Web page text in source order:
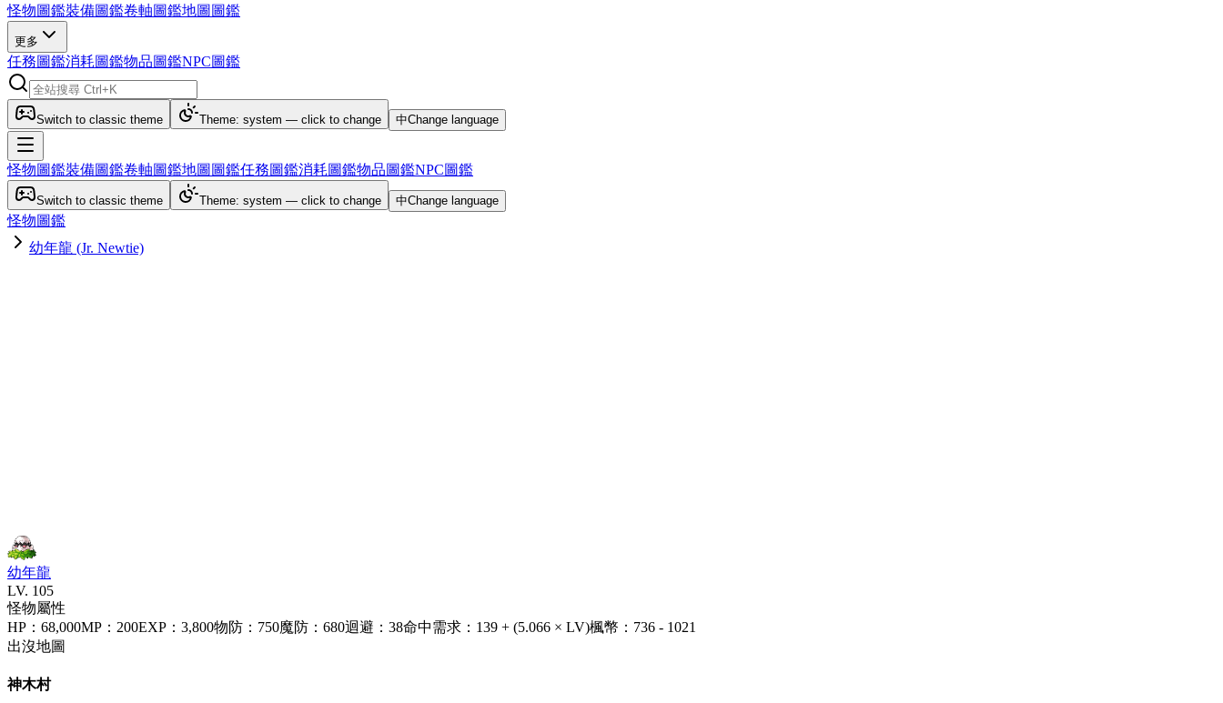
怪物圖鑑裝備圖鑑卷軸圖鑑地圖圖鑑
更多
任務圖鑑消耗圖鑑物品圖鑑NPC圖鑑
Switch to classic theme Theme: system — click to change 中Change language
怪物圖鑑裝備圖鑑卷軸圖鑑地圖圖鑑任務圖鑑消耗圖鑑物品圖鑑NPC圖鑑
Switch to classic theme Theme: system — click to change 中Change language
怪物圖鑑
幼年龍 (Jr. Newtie)
幼年龍
LV. 105
怪物屬性
HP ： 68,000MP ： 200EXP ： 3,800物防 ： 750魔防 ： 680迴避 ： 38命中需求 ： 139 + (5.066 × LV)楓幣 ： 736 - 1021
出沒地圖
神木村